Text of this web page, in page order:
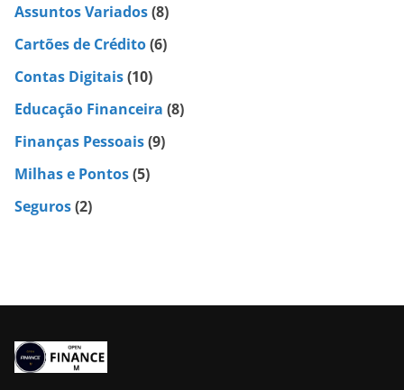
Assuntos Variados(8)
Cartões de Crédito(6)
Contas Digitais(10)
Educação Financeira (8)
Finanças Pessoais(9)
Milhas e Pontos(5)
Seguros(2)